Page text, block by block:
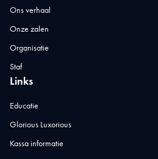
Ons verhaal
Onze zalen
Organisatie
Staf
Links
Educatie
Glorious Luxorious
Kassa informatie